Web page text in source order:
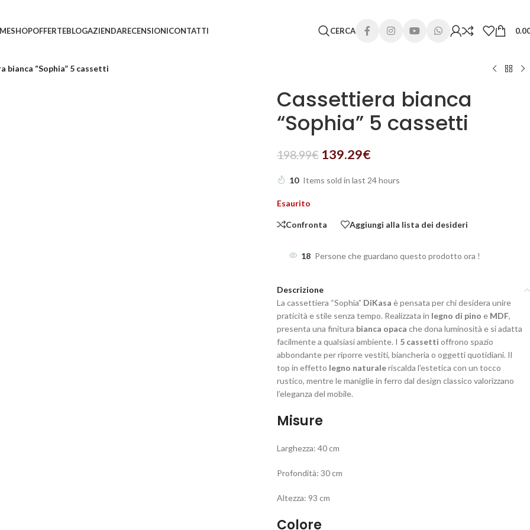
SHOPOFFERTEBLOGAZIENDARECENSIONICONTATTI CERCA
bianca “Sophia” 5 cassetti
Cassettiera bianca
“Sophia” 5 cassetti
198.99€ 139.29€
10 Items sold in last 24 hours
Esaurito
Confronta Aggiungi alla lista dei desideri
18 Persone che guardano questo prodotto ora !
Descrizione
La cassettiera “Sophia” DiKasa è pensata per chi desidera unire
praticità e stile senza tempo. Realizzata in legno di pino e MDF,
presenta una finitura bianca opaca che dona luminosità e si adatta
facilmente a qualsiasi ambiente. I 5 cassetti offrono spazio
abbondante per riporre vestiti, biancheria o oggetti quotidiani. Il
top in effetto legno naturaleriscalda l’estetica con un tocco
rustico, mentre le maniglie in ferro dal design classico valorizzano
l’eleganza del mobile.
Misure
Larghezza: 40 cm
Profondità: 30 cm
Altezza: 93 cm
Colore